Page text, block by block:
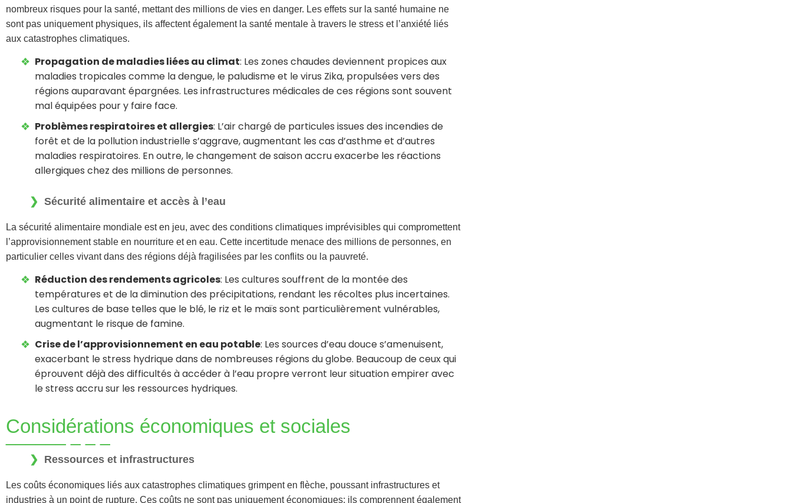
nombreux risques pour la santé, mettant des millions de vies en danger. Les effets sur la santé humaine ne
sont pas uniquement physiques, ils affectent également la santé mentale à travers le stress et l’anxiété liés
aux catastrophes climatiques.
Propagation de maladies liées au climat: Les zones chaudes deviennent propices aux
maladies tropicales comme la dengue, le paludisme et le virus Zika, propulsées vers des
régions auparavant épargnées. Les infrastructures médicales de ces régions sont souvent
mal équipées pour y faire face.
Problèmes respiratoires et allergies: L’air chargé de particules issues des incendies de
forêt et de la pollution industrielle s’aggrave, augmentant les cas d’asthme et d’autres
maladies respiratoires. En outre, le changement de saison accru exacerbe les réactions
allergiques chez des millions de personnes.
Sécurité alimentaire et accès à l’eau
La sécurité alimentaire mondiale est en jeu, avec des conditions climatiques imprévisibles qui compromettent
l’approvisionnement stable en nourriture et en eau. Cette incertitude menace des millions de personnes, en
particulier celles vivant dans des régions déjà fragilisées par les conflits ou la pauvreté.
Réduction des rendements agricoles: Les cultures souffrent de la montée des
températures et de la diminution des précipitations, rendant les récoltes plus incertaines.
Les cultures de base telles que le blé, le riz et le maïs sont particulièrement vulnérables,
augmentant le risque de famine.
Crise de l’approvisionnement en eau potable: Les sources d’eau douce s’amenuisent,
exacerbant le stress hydrique dans de nombreuses régions du globe. Beaucoup de ceux qui
éprouvent déjà des difficultés à accéder à l’eau propre verront leur situation empirer avec
le stress accru sur les ressources hydriques.
Considérations économiques et sociales
Ressources et infrastructures
Les coûts économiques liés aux catastrophes climatiques grimpent en flèche, poussant infrastructures et
industries à un point de rupture. Ces coûts ne sont pas uniquement économiques; ils comprennent également